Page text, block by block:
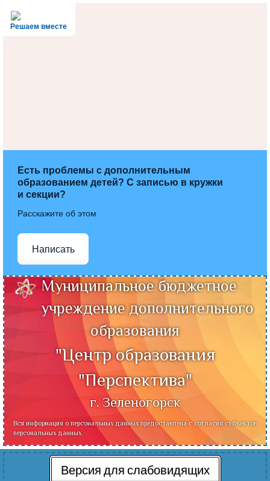
Решаем вместе
Есть проблемы с дополнительным
образованием детей? С записью в кружки
и секции?
Расскажите об этом
Написать
Муниципальное бюджетное
учреждение дополнительного
образования
"Центр образования
"Перспектива"
г. Зеленогорск
Вся информация о персональных данных предоставлена с согласия субъектов
персональных данных.
Версия для слабовидящих